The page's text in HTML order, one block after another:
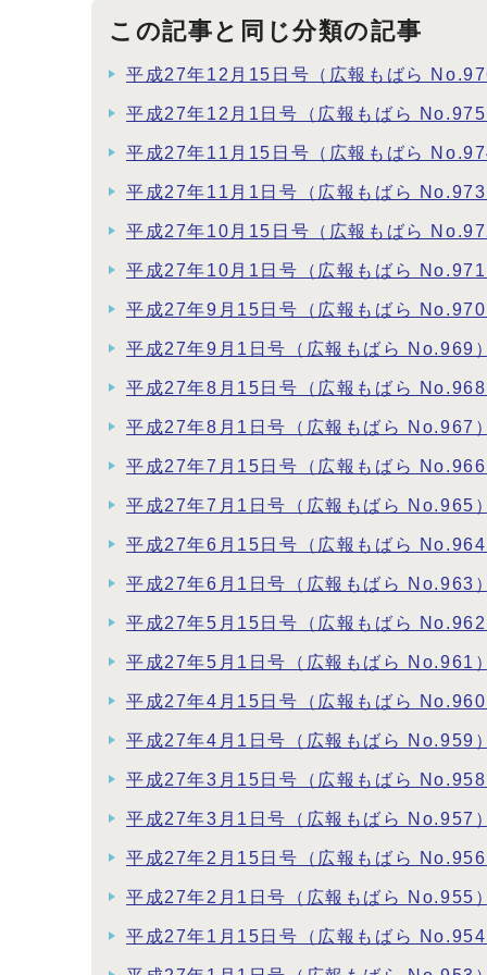
この記事と同じ分類の記事
平成27年12月15日号（広報もばら
平成27年12月1日号（広報もばら No.975
平成27年11月15日号（広報もばら
平成27年11月1日号（広報もばら No.973
平成27年10月15日号（広報もばら
平成27年10月1日号（広報もばら No.971
平成27年9月15日号（広報もばら No.970
平成27年9月1日号（広報もばら No.969）
平成27年8月15日号（広報もばら No.968
平成27年8月1日号（広報もばら No.967）
平成27年7月15日号（広報もばら No.966
平成27年7月1日号（広報もばら No.965）
平成27年6月15日号（広報もばら No.964
平成27年6月1日号（広報もばら No.963）
平成27年5月15日号（広報もばら No.962
平成27年5月1日号（広報もばら No.961）
平成27年4月15日号（広報もばら No.960
平成27年4月1日号（広報もばら No.959）
平成27年3月15日号（広報もばら No.958
平成27年3月1日号（広報もばら No.957）
平成27年2月15日号（広報もばら No.956
平成27年2月1日号（広報もばら No.955）
平成27年1月15日号（広報もばら No.954